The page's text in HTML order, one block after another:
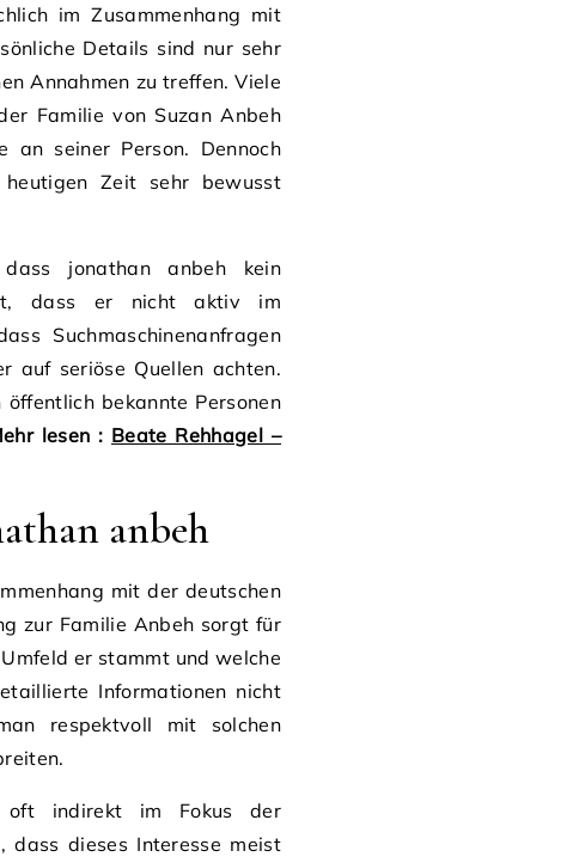
im Zusammenhang mit
Details sind nur sehr
Annahmen zu treffen. Viele
Familie von Suzan Anbeh
an seiner Person. Dennoch
Zeit sehr bewusst
jonathan anbeh kein
dass er nicht aktiv im
Suchmaschinenanfragen
auf seriöse Quellen achten.
bekannte Personen
lesen : Beate Rehhagel –
anbeh
mit der deutschen
zur Familie Anbeh sorgt für
er stammt und welche
Informationen nicht
respektvoll mit solchen
oft indirekt im Fokus der
dass dieses Interesse meist